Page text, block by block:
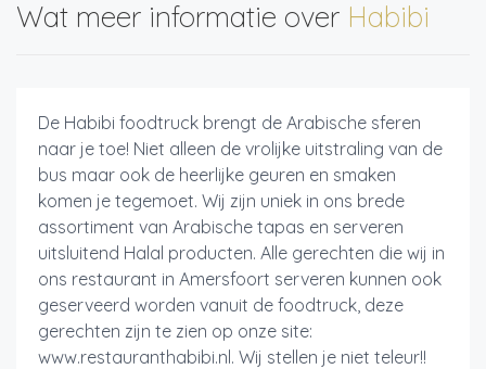
Wat meer informatie over Habibi
De Habibi foodtruck brengt de Arabische sferen
naar je toe! Niet alleen de vrolijke uitstraling van de
bus maar ook de heerlijke geuren en smaken
komen je tegemoet. Wij zijn uniek in ons brede
assortiment van Arabische tapas en serveren
uitsluitend Halal producten. Alle gerechten die wij in
ons restaurant in Amersfoort serveren kunnen ook
geserveerd worden vanuit de foodtruck, deze
gerechten zijn te zien op onze site:
www.restauranthabibi.nl. Wij stellen je niet teleur!!